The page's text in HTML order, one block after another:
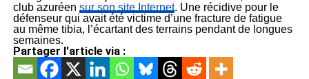
club azuréen sur son site Internet. Une récidive pour le
défenseur qui avait été victime d’une fracture de fatigue
au même tibia, l’écartant des terrains pendant de longues
semaines.
Partager l'article via :